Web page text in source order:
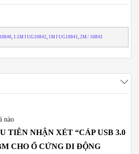
1.5M I UG10842 1M I UG10841 2M / 10843
nào
TIÊN NHẬN XÉT “CÁP USB 3.0
CHO Ổ CỨNG DI ĐỘNG